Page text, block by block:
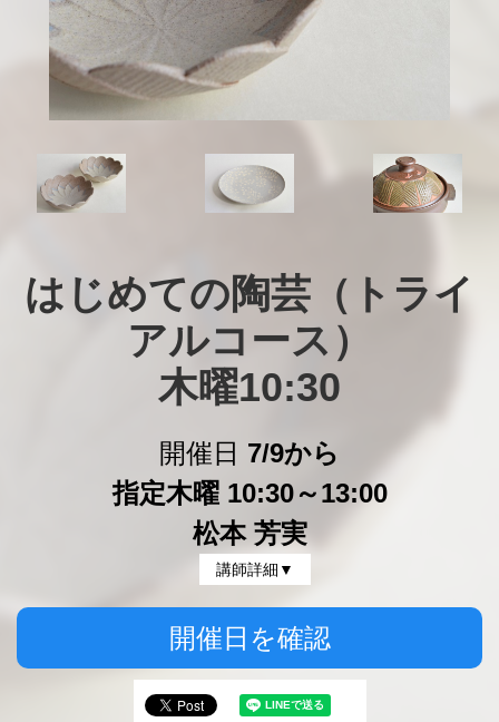
はじめての陶芸（トライ
アルコース）
木曜10:30
開催日 7/9から
指定木曜 10:30～13:00
松本 芳実
講師詳細▼
開催日を確認